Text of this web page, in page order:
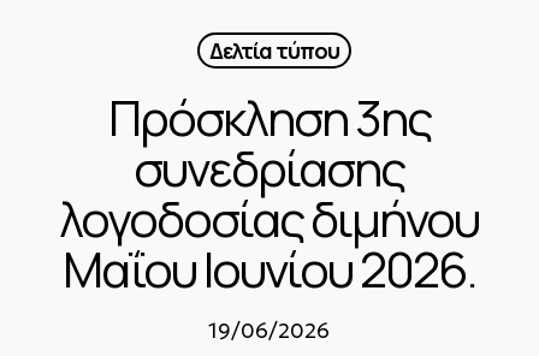
Δελτία τύπου
Πρόσκληση 3ης
συνεδρίασης
λογοδοσίας διμήνου
Μαΐου Ιουνίου 2026.
19/06/2026